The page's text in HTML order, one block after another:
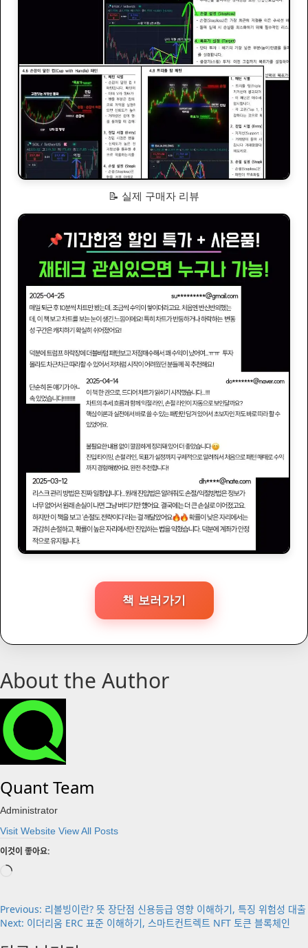
📝 실제 구매자 리뷰
책 보러가기
About the Author
Quant Team
Administrator
Visit Website View All Posts
이것이 좋아요:
로
Post
navigation
Previous: 리볼빙이란? 뜻 장단점 신용등급 영향 이해하기, 특징 위험성 대출
Next: 이더리움 ERC 표준 이해하기, 스마트컨트렉트 NFT 토큰 블록체인